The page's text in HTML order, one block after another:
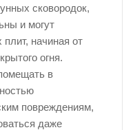
сковородок,
и могут
плит, начиная от
огня.
в
повреждениям,
даже